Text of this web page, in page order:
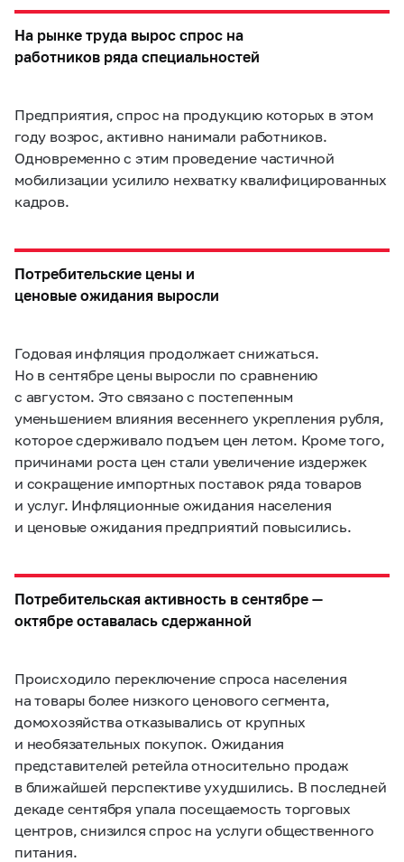
На рынке труда вырос спрос на
работников ряда специальностей
Предприятия, спрос на продукцию которых в этом
году возрос, активно нанимали работников.
Одновременно с этим проведение частичной
мобилизации усилило нехватку квалифицированных
кадров.
Потребительские цены и
ценовые ожидания выросли
Годовая инфляция продолжает снижаться.
Но в сентябре цены выросли по сравнению
с августом. Это связано с постепенным
уменьшением влияния весеннего укрепления рубля,
которое сдерживало подъем цен летом. Кроме того,
причинами роста цен стали увеличение издержек
и сокращение импортных поставок ряда товаров
и услуг. Инфляционные ожидания населения
и ценовые ожидания предприятий повысились.
Потребительская активность в сентябре —
октябре оставалась сдержанной
Происходило переключение спроса населения
на товары более низкого ценового сегмента,
домохозяйства отказывались от крупных
и необязательных покупок. Ожидания
представителей ретейла относительно продаж
в ближайшей перспективе ухудшились. В последней
декаде сентября упала посещаемость торговых
центров, снизился спрос на услуги общественного
питания.